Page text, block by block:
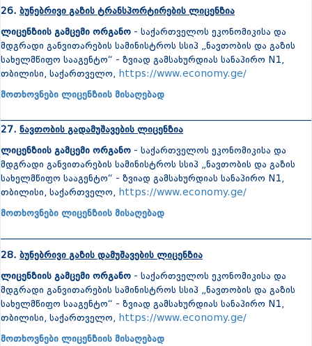
26. ბუნებრივი გაზის ტრანსპორტირების ლიცენზია
ლიცენზიის გამცემი ორგანო - საქართველოს ეკონომიკისა და
მდგრადი განვითარების სამინისტროს სსიპ „ნავთობის და გაზის
სახელმწიფო სააგენტო“ - ზვიად გამსახურდიას სანაპირო N1,
თბილისი, საქართველო, https://www.economy.ge/
მოთხოვნები ლიცენზიის მისაღებად
27. ნავთობის გადამუშავების ლიცენზია
ლიცენზიის გამცემი ორგანო - საქართველოს ეკონომიკისა და
მდგრადი განვითარების სამინისტროს სსიპ „ნავთობის და გაზის
სახელმწიფო სააგენტო“ - ზვიად გამსახურდიას სანაპირო N1,
თბილისი, საქართველო, https://www.economy.ge/
მოთხოვნები ლიცენზიის მისაღებად
28. ბუნებრივი გაზის დამუშავების ლიცენზია
ლიცენზიის გამცემი ორგანო - საქართველოს ეკონომიკისა და
მდგრადი განვითარების სამინისტროს სსიპ „ნავთობის და გაზის
სახელმწიფო სააგენტო“ - ზვიად გამსახურდიას სანაპირო N1,
თბილისი, საქართველო, https://www.economy.ge/
მოთხოვნები ლიცენზიის მისაღებად